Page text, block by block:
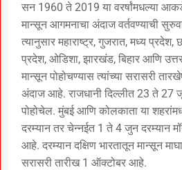
सन 1960 ते 2019 या वरर्षांमधल्या
मान्सून आगमनाचा अंदाज वर्तवण्याची
त्यानुसार महाराष्ट्र, गुजरात, मध्य
प्रदेश, ओडिशा, झारखंड, बिहार आणि
मान्सून पोहोचण्यास त्यांच्या सरासरी
अंदाज आहे. राजधानी दिल्लीत 23 ते 27
पोहोचेल. मुंबई आणि कोलकाता या
दरम्यान तर चेन्नईत 1 ते 4 जुन दरम्यान
आहे. दरम्यान दक्षिण भारतातून मान्सून
सरासरी तारीख 1 ऑक्टोबर आहे.